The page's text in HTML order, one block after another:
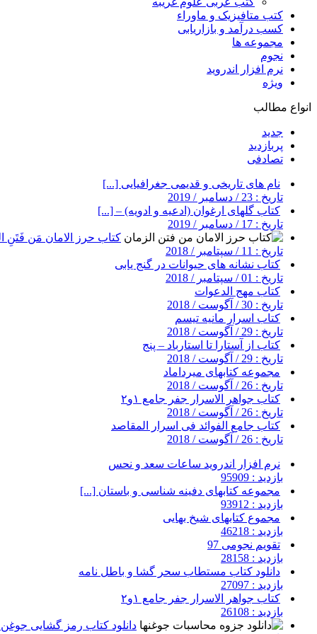
کتب متافیزیک و ماوراء
کسب درآمد و بازاریابی
مجموعه ها
نجوم
نرم افزار اندروید
ویژه
انواع مطالب
جدید
پربازدید
تصادفی
نام های تاریخی و قدیمی جغرافیایی [...]
تاریخ : 23 / دسامبر / 2019
کتاب گلهای ارغوان (ادعیه و ادویه) – [...]
تاریخ : 17 / دسامبر / 2019
کتاب حرز الامان مَن فَتَنِ
تاریخ : 11 / سپتامبر / 2018
کتاب نشانه های حیوانات در گنج یابی
تاریخ : 01 / سپتامبر / 2018
کتاب مهج الدعوات
تاریخ : 30 / آگوست / 2018
کتاب اسرار مانیه تیسم
تاریخ : 29 / آگوست / 2018
کتاب از آستارا تا استارباد – پنج
تاریخ : 29 / آگوست / 2018
مجموعه کتابهای میرداماد
تاریخ : 26 / آگوست / 2018
کتاب جواهر الاسرار جفر جامع ۱و۲
تاریخ : 26 / آگوست / 2018
کتاب جامع الفوائد فی اسرار المقاصد
تاریخ : 26 / آگوست / 2018
نرم افزار اندروید ساعات سعد و نحس
بازدید : 95909
مجموعه کتابهای دفینه شناسی و باستان [...]
بازدید : 93912
مجموع کتابهای شیخ بهایی
بازدید : 46218
تقویم نجومی 97
بازدید : 28158
دانلود کتاب مستطاب سحر گشا و باطل نامه
بازدید : 27097
کتاب جواهر الاسرار جفر جامع ۱و۲
بازدید : 26108
دانلود کتاب رمز گشایی